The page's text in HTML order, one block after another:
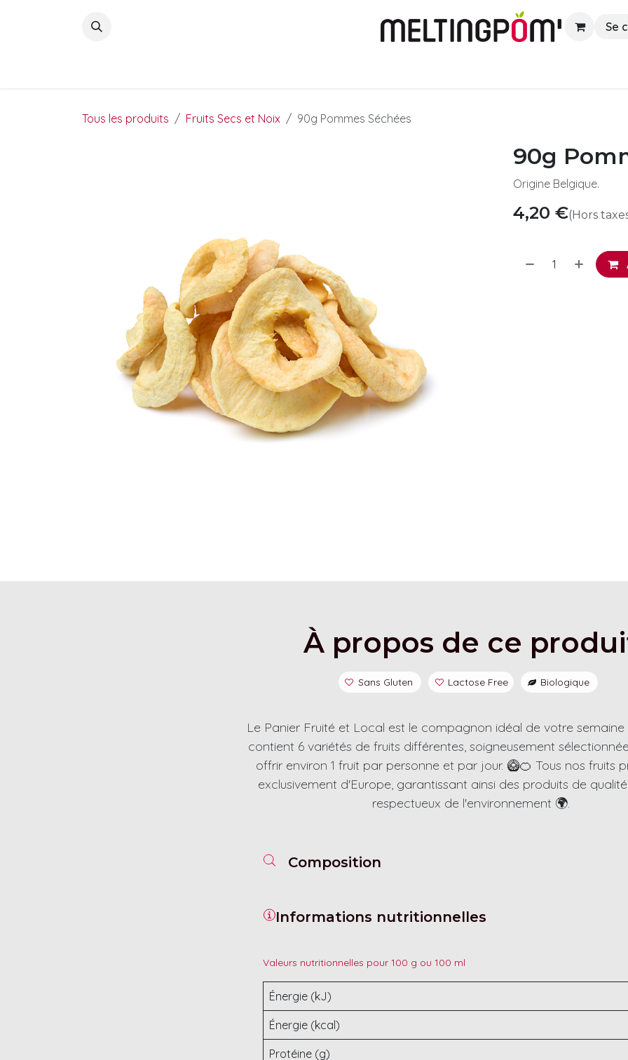
Se
Tous les produits Fruits Secs et Noix 90g Pommes Séchées
90g
Origine Belgique.
4,20 €(Hors
À propos de ce
Sans Gluten Lactose Free Biologique
Le Panier Fruité et Local est le compagnon idéal de votre semaine
contient 6 variétés de fruits différentes, soigneusement
offrir environ 1 fruit par personne et par jour. 🥝🍊 Tous nos fruits
exclusivement d'Europe, garantissant ainsi des produits de
respectueux de l'environnement 🌍.
Composition
Informations nutritionnelles
Valeurs nutritionnelles pour 100 g ou 100 ml
Énergie (kJ)
Énergie (kcal)
Protéine (g)